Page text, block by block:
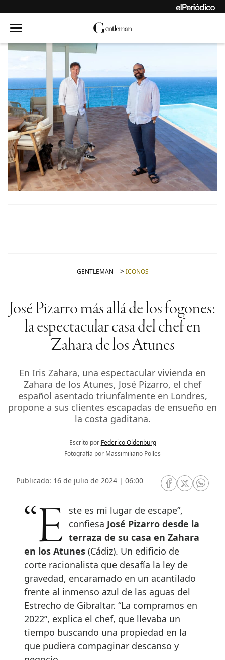
GENTLEMAN - ICONOS
José Pizarro más allá de los fogones:
la espectacular casa del chef en
Zahara de los Atunes
En Iris Zahara, una espectacular vivienda en
Zahara de los Atunes, José Pizarro, el chef
español asentado triunfalmente en Londres,
propone a sus clientes escapadas de ensueño en
la costa gaditana.
Escrito por Federico Oldenburg
Fotografía por Massimiliano Polles
Publicado: 16 de julio de 2024 | 06:00
RRSS Facebook
RRSSRRSS
“Este es mi lugar de escape”, confiesa José Pizarro desde la
terraza de su casa en Zahara
en los Atunes (Cádiz). Un edificio de
corte racionalista que desafía la ley de
gravedad, encaramado en un acantilado
frente al inmenso azul de las aguas del
Estrecho de Gibraltar. “La compramos en
2022”, explica el chef, que llevaba un
tiempo buscando una propiedad en la
que pudiera compaginar descanso y